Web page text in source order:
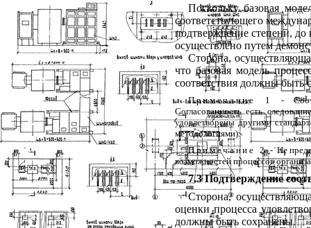
Поскольку базовая
соответствующего
подтверждение степени, до
осуществлено путем
Сторона,
что базовая модель
соответствия должны быть
Примечание 1-
Согласованность есть следование
удовлетворены другими
методологиями).
Примечание 2- Не
возможностей процессов
7.3 Подтверждение
Сторона,
оценки процесса
должны быть сохранены.